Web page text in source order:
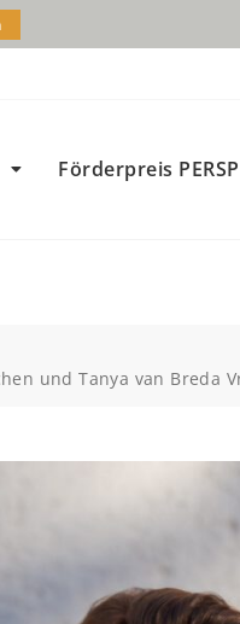
Förderpreis
und Tanya van Breda